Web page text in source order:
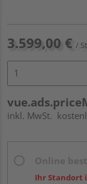
3.599,00 € /
inkl. MwSt.
Ihr Standort